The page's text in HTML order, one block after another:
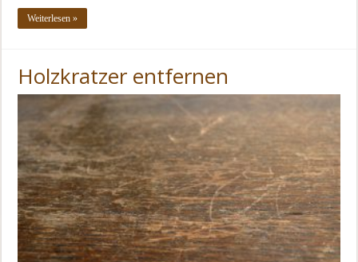
Weiterlesen »
Holzkratzer entfernen